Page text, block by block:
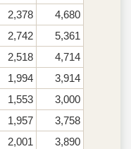
2,378
4,680
2,742
5,361
2,518
4,714
1,994
3,914
1,553
3,000
1,957
3,758
2,001
3,890